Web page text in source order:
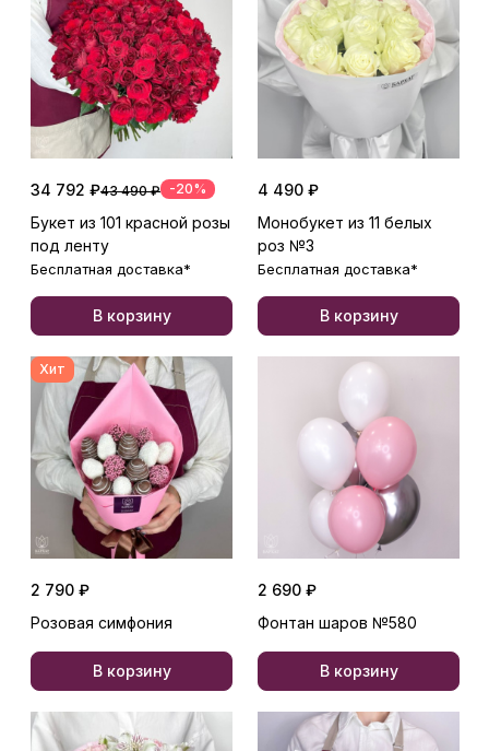
34 792 ₽43 490 ₽ -20%
Букет из 101 красной розы
под ленту
Бесплатная доставка*
В корзину
4 490 ₽
Монобукет из 11 белых
роз №3
Бесплатная доставка*
В корзину
Хит
2 790 ₽
Розовая симфония
В корзину
2 690 ₽
Фонтан шаров №580
В корзину